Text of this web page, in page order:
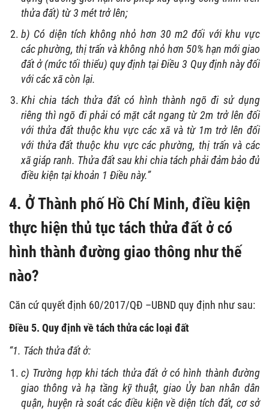
thửa đất) từ 3 mét trở lên;
b) Có diện tích không nhỏ hơn 30 m2 đối với khu vực
các phường, thị trấn và không nhỏ hơn 50% hạn mới giao
đất ở (mức tối thiểu) quy định tại Điều 3 Quy định này đối
với các xã còn lại.
Khi chia tách thửa đất có hình thành ngõ đi sử dụng
riêng thì ngõ đi phải có mặt cắt ngang từ 2m trở lên đối
với thửa đất thuộc khu vực các xã và từ 1m trở lên đối
với thửa đất thuộc khu vực các phường, thị trấn và các
xã giáp ranh. Thửa đất sau khi chia tách phải đảm bảo đủ
điều kiện tại khoản 1 Điều này.”
4. Ở Thành phố Hồ Chí Minh, điều kiện
thực hiện thủ tục tách thửa đất ở có
hình thành đường giao thông như thế
nào?
Căn cứ quyết định 60/2017/QĐ –UBND quy định như sau:
Điều 5. Quy định về tách thửa các loại đất
“1. Tách thửa đất ở:
c) Trường hợp khi tách thửa đất ở có hình thành đường
giao thông và hạ tầng kỹ thuật, giao Ủy ban nhân dân
quận, huyện rà soát các điều kiện về diện tích đất, cơ sở